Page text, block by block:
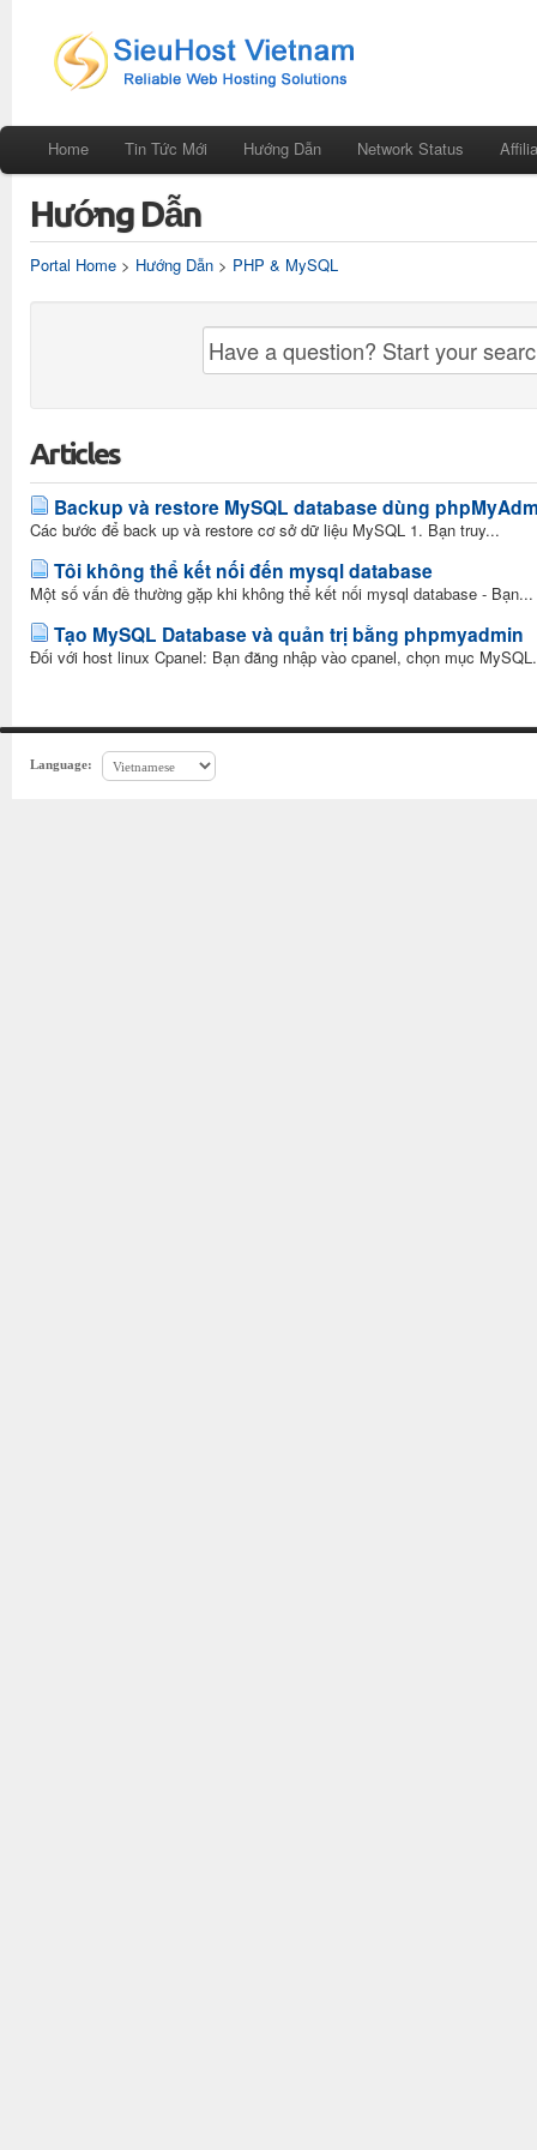
Home Tin Tức Mới Hướng Dẫn Network Status
Hướng Dẫn
Portal Home > Hướng Dẫn > PHP & MySQL
Articles
Backup và restore MySQL database dùng
Các bước để back up và restore cơ sở dữ liệu MySQL 1. Bạn truy...
Tôi không thể kết nối đến mysql database
Một số vấn đề thường gặp khi không thể kết nối mysql database - Bạn...
Tạo MySQL Database và quản trị bằng phpmyadmin
Đối với host linux Cpanel: Bạn đăng nhập vào cpanel, chọn mục
Language: